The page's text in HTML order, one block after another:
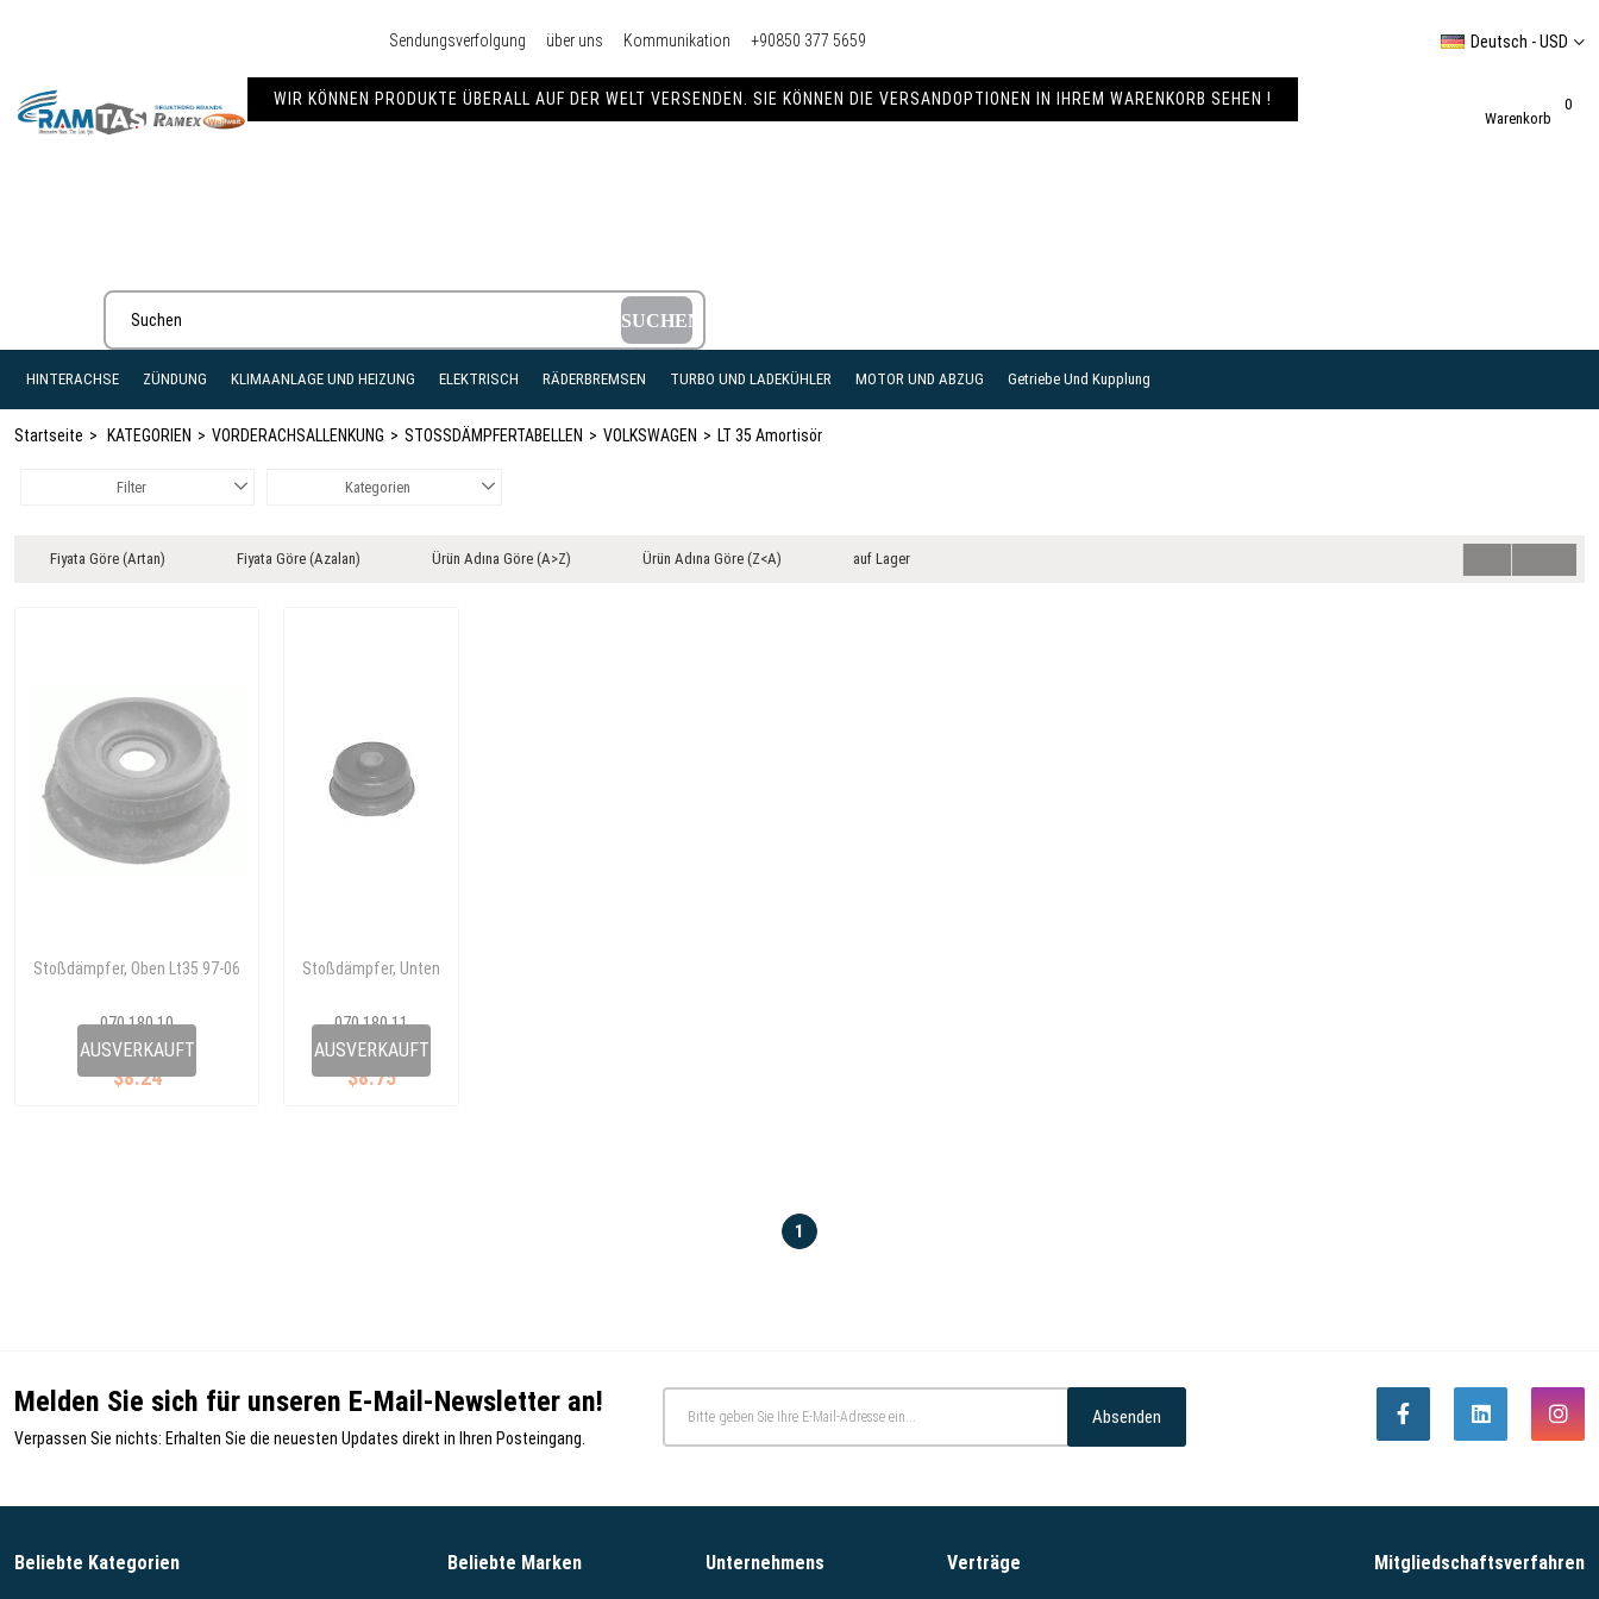
Sendungsverfolgung über uns Kommunikation +90850 377 5659
WIR KÖNNEN PRODUKTE ÜBERALL AUF DER WELT VERSENDEN. SIE KÖNNEN DIE VERSANDOPTIONEN IN IHREM WARENKORB SEHEN !
Deutsch - USD
Warenkorb
0
HINTERACHSE ZÜNDUNG KLIMAANLAGE UND HEIZUNG ELEKTRISCH RÄDERBREMSEN TURBO UND LADEKÜHLER MOTOR UND ABZUG Getriebe Und Kupplung
Startseite KATEGORIEN VORDERACHSALLENKUNG STOSSDÄMPFERTABELLEN VOLKSWAGEN LT 35 Amortisör
Filter Kategorien
Fiyata Göre (Artan) Fiyata Göre (Azalan) Ürün Adına Göre (A>Z) Ürün Adına Göre (Z<A) auf Lager
AUSVERKAUFT
Stoßdämpfer, Oben Lt35 97-06
070 180 10
$8.24
2D0 407 183 AUSVERKAUFT
Stoßdämpfer, Unten
070 180 11
$8.75
2D0 407 183A
1
Melden Sie sich für unseren E-Mail-Newsletter an!
Verpassen Sie nichts: Erhalten Sie die neuesten Updates direkt in Ihren Posteingang.
Absenden
Beliebte Kategorien Beliebte Marken Unternehmens Verträge Mitgliedschaftsverfahren